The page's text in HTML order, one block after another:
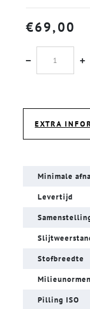
€69,00
EXTRA
Minimale
Levertijd
Stofbreedte
Milieunormen
Pilling ISO